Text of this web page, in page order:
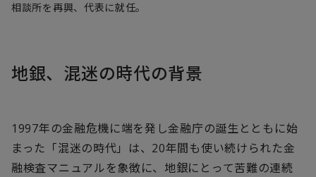
相談所を再興、代表に就任。
地銀、混迷の時代の背景
1997年の金融危機に端を発し金融庁の誕生とともに始
まった「混迷の時代」は、20年間も使い続けられた金
融検査マニュアルを象徴に、地銀にとって苦難の連続